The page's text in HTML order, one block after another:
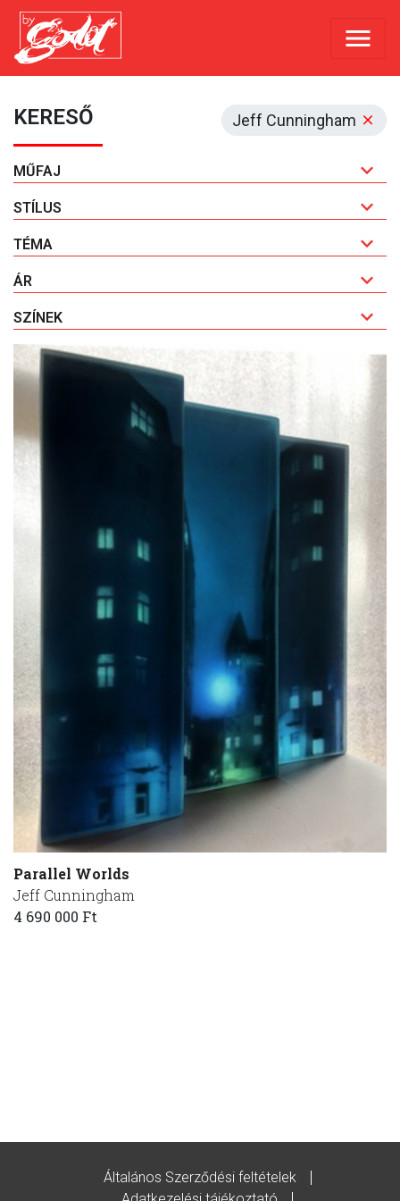
Jeff Cunningham
KERESŐ
MŰFAJ
STÍLUS
TÉMA
ÁR
SZÍNEK
Parallel Worlds
Jeff Cunningham
4 690 000 Ft
Általános Szerződési feltételek